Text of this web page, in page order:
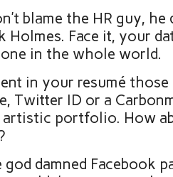
blame the HR guy, he
Holmes. Face it, your
in the whole world.
in your resumé
Twitter ID or a
artistic portfolio. How
damned Facebook